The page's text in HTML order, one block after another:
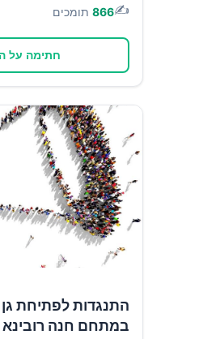
✍️
866 תומכים
חתימה על
התנגדות לפתיחת גן
במתחם חנה רובינא